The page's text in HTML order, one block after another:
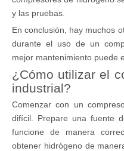
y las pruebas.
En conclusión, hay muchos
durante el uso de un
mejor mantenimiento puede
¿Cómo utilizar el
industrial?
Comenzar con un
difícil. Prepare una fuente
funcione de manera
obtener hidrógeno de